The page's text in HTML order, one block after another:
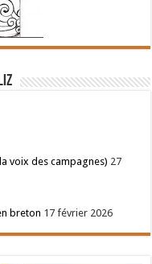
voix des campagnes) 27
breton 17 février 2026